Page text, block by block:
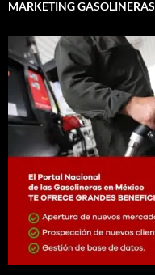
MARKETING GASOLINERAS